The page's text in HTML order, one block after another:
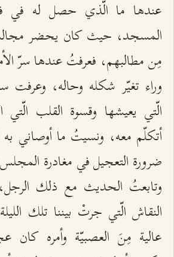
عندها ما الّذي حصل له في
المسجد، حيث كان يحضر
مِن مطالبهم، فعرفتُ عندها سرّ
وراء تغيّر شكله وحاله، وعرفت
الّتي يعيشها وقسوة القلب
أتكلّم معه، ونسيتُ ما أوصاني به
ضرورة التعجيل في مغادرة
وتابعتُ الحديث مع ذلك
النقاش الّتي جرتْ بيننا تلك
عالية مِنَ العصبيّة وأمره كان